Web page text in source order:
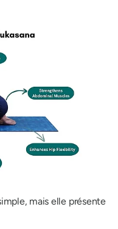
mais elle présente